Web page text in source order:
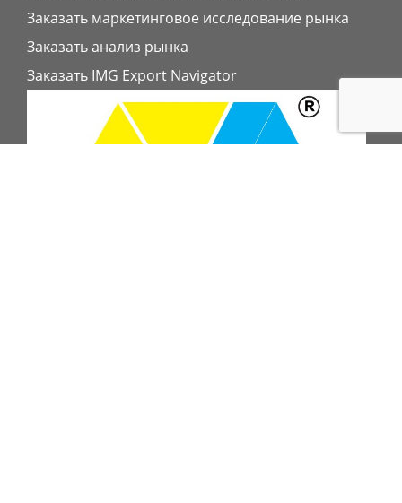
Заказать маркетинговое исследование рынка
Заказать анализ рынка
Заказать IMG Export Navigator